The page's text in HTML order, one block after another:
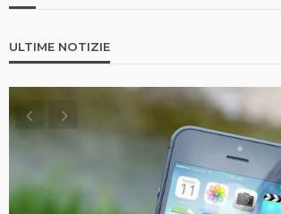
ULTIME NOTIZIE